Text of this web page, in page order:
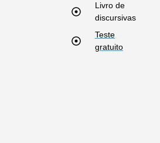
Livro de
discursivas
Teste
gratuito